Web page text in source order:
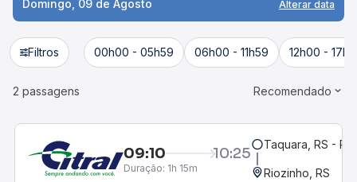
Domingo, 09 de Agosto Alterar data
Filtros 00h00 - 05h59 06h00 - 11h59 12h00 -
2 passagens Recomendado
09:10 10:25
Duração: 1h 15m
Taquara, RS -
Riozinho, RS